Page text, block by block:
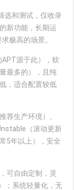
选和测试，仅收录
新功能，长期运
极高的场景。
APT源于此），软
最多的），且纯
，适合配置较低
荐生产环境）、
（滚动更新
5年以上），安全
可自由定制，灵
；系统轻量化，无